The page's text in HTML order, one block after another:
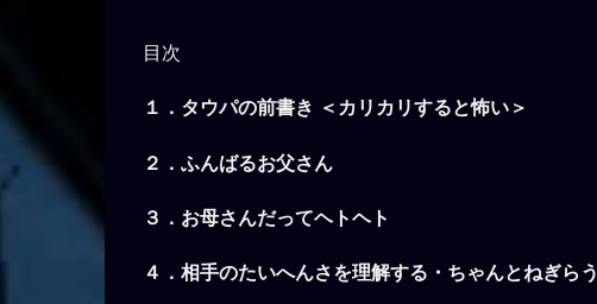
目次
１．タウパの前書き ＜カリカリすると怖い＞
２．ふんばるお父さん
３． お母さんだってヘトヘト
４． 相手のたいへんさを理解する・ちゃんとねぎらう